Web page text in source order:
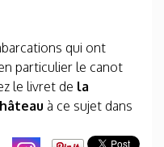
qui ont
particulier le canot
le livret de la
à ce sujet dans